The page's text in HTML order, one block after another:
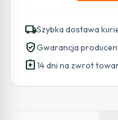
PowerPlay10S
10000mAh
SZYBKIE
local_shippingSzybka dostawa
verified_userGwarancja
assignment_return14 dni na zwrot